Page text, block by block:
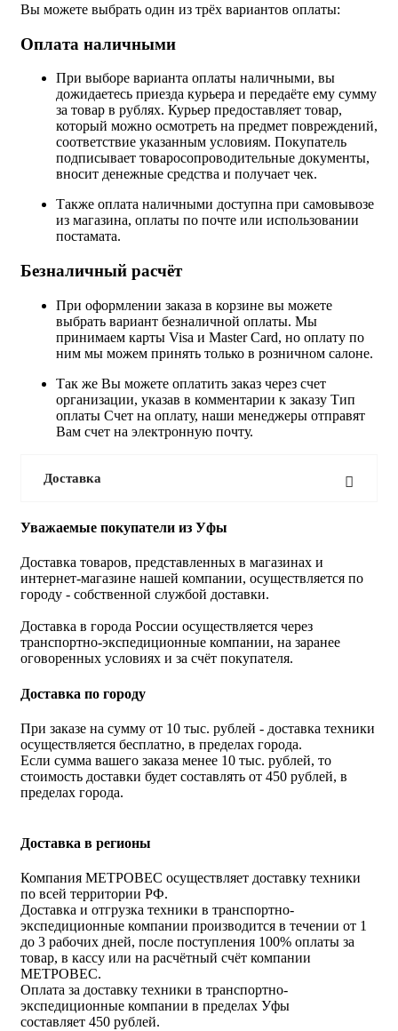
Вы можете выбрать один из трёх вариантов оплаты:
Оплата наличными
При выборе варианта оплаты наличными, вы
дожидаетесь приезда курьера и передаёте ему сумму
за товар в рублях. Курьер предоставляет товар,
который можно осмотреть на предмет повреждений,
соответствие указанным условиям. Покупатель
подписывает товаросопроводительные документы,
вносит денежные средства и получает чек.
Также оплата наличными доступна при самовывозе
из магазина, оплаты по почте или использовании
постамата.
Безналичный расчёт
При оформлении заказа в корзине вы можете
выбрать вариант безналичной оплаты. Мы
принимаем карты Visa и Master Card, но оплату по
ним мы можем принять только в розничном салоне.
Так же Вы можете оплатить заказ через счет
организации, указав в комментарии к заказу Тип
оплаты Счет на оплату, наши менеджеры отправят
Вам счет на электронную почту.
Доставка
Уважаемые покупатели из Уфы
Доставка товаров, представленных в магазинах и
интернет-магазине нашей компании, осуществляется по
городу - собственной службой доставки.
Доставка в города России осуществляется через
транспортно-экспедиционные компании, на заранее
оговоренных условиях и за счёт покупателя.
Доставка по городу
При заказе на сумму от 10 тыс. рублей - доставка техники
осуществляется бесплатно, в пределах города.
Если сумма вашего заказа менее 10 тыс. рублей, то
стоимость доставки будет составлять от 450 рублей, в
пределах города.
Доставка в регионы
Компания МЕТРОВЕС осуществляет доставку техники
по всей территории РФ.
Доставка и отгрузка техники в транспортно-
экспедиционные компании производится в течении от 1
до 3 рабочих дней, после поступления 100% оплаты за
товар, в кассу или на расчётный счёт компании
МЕТРОВЕС.
Оплата за доставку техники в транспортно-
экспедиционные компании в пределах Уфы
составляет 450 рублей.